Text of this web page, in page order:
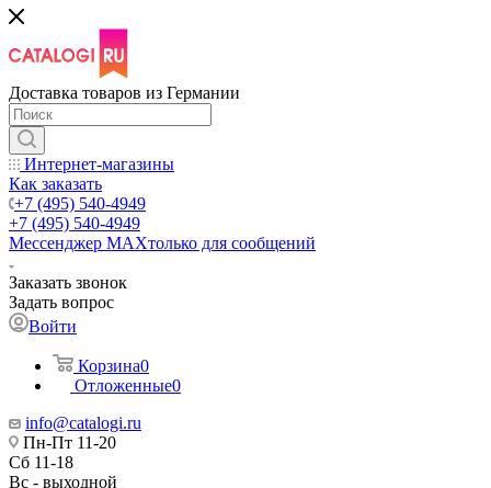
Доставка товаров из Германии
Интернет-магазины
Как заказать
+7 (495) 540-4949
+7 (495) 540-4949
Мессенджер МАХтолько для сообщений
Заказать звонок
Задать вопрос
Войти
Корзина0
Отложенные0
info@catalogi.ru
Пн-Пт 11-20
Сб 11-18
Вс - выходной